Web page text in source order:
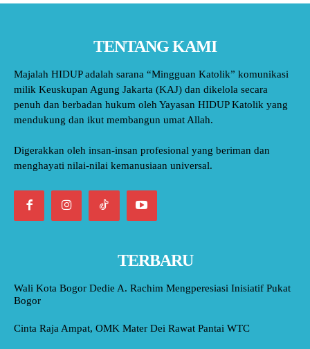
TENTANG KAMI
Majalah HIDUP adalah sarana “Mingguan Katolik” komunikasi
milik Keuskupan Agung Jakarta (KAJ) dan dikelola secara
penuh dan berbadan hukum oleh Yayasan HIDUP Katolik yang
mendukung dan ikut membangun umat Allah.
Digerakkan oleh insan-insan profesional yang beriman dan
menghayati nilai-nilai kemanusiaan universal.
TERBARU
Wali Kota Bogor Dedie A. Rachim Mengperesiasi Inisiatif Pukat
Bogor
Cinta Raja Ampat, OMK Mater Dei Rawat Pantai WTC